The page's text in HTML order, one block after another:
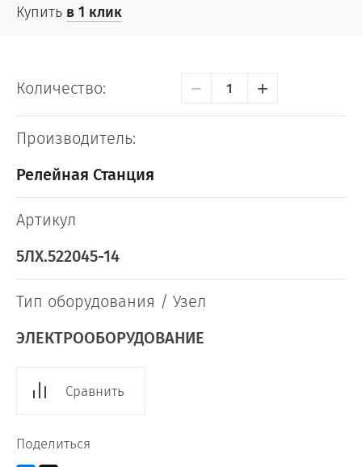
Купить в 1 клик
Количество: − +
Производитель:
Релейная Станция
Артикул
5ЛХ.522045-14
Тип оборудования / Узел
ЭЛЕКТРООБОРУДОВАНИЕ
Сравнить
Поделиться